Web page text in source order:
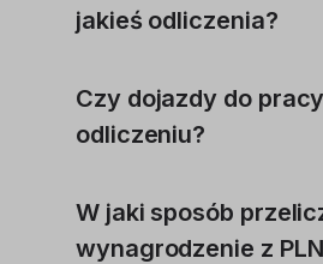
jakieś odliczenia?
Czy dojazdy do
odliczeniu?
W jaki sposób
wynagrodzenie z